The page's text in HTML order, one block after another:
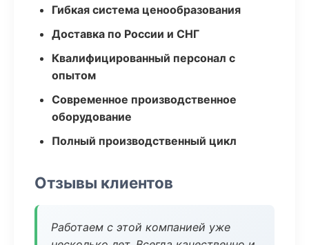
Гибкая система ценообразования
Доставка по России и СНГ
Квалифицированный персонал с
опытом
Современное производственное
оборудование
Полный производственный цикл
Отзывы клиентов
Работаем с этой компанией уже